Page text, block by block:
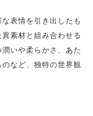
表情を引き出したも
素材と組み合わせる
いや柔らかさ、あた
など、独特の世界観